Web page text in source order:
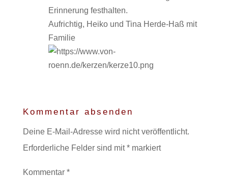
Erinnerung festhalten.
Aufrichtig, Heiko und Tina Herde-Haß mit
Familie
Kommentar absenden
Deine E-Mail-Adresse wird nicht veröffentlicht.
Erforderliche Felder sind mit*markiert
Kommentar *